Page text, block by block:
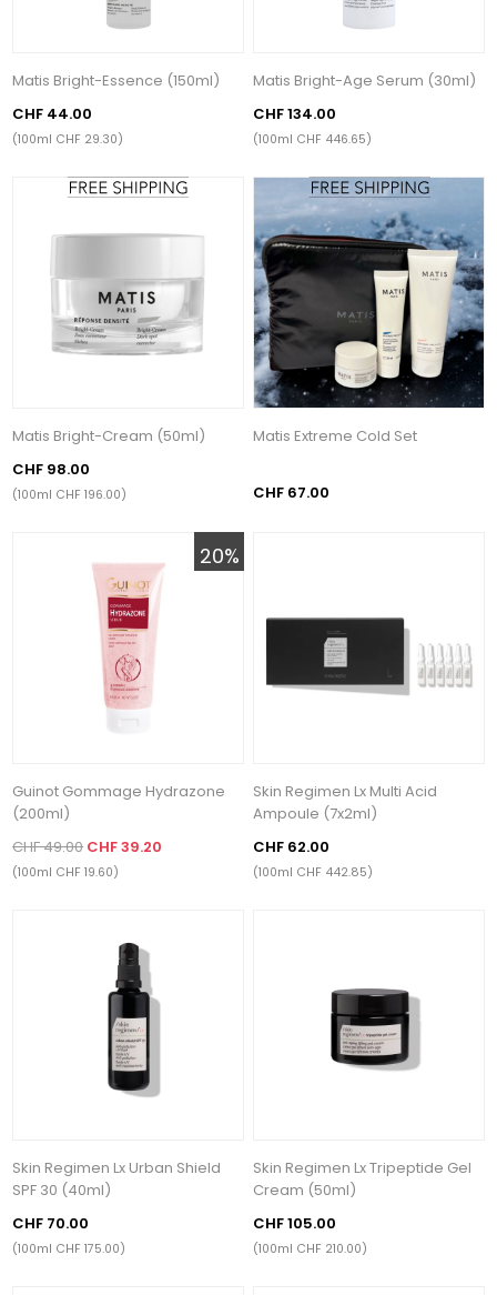
Matis Bright-Essence (150ml)
CHF 44.00
(100ml CHF 29.30)
Matis Bright-Age Serum (30ml)
CHF 134.00
(100ml CHF 446.65)
Matis Bright-Cream (50ml)
CHF 98.00
(100ml CHF 196.00)
Matis Extreme Cold Set
CHF 67.00
20%
Guinot Gommage Hydrazone
(200ml)
CHF 49.00 CHF 39.20
(100ml CHF 19.60)
Skin Regimen Lx Multi Acid
Ampoule (7x2ml)
CHF 62.00
(100ml CHF 442.85)
Skin Regimen Lx Urban Shield
SPF 30 (40ml)
CHF 70.00
(100ml CHF 175.00)
Skin Regimen Lx Tripeptide Gel
Cream (50ml)
CHF 105.00
(100ml CHF 210.00)